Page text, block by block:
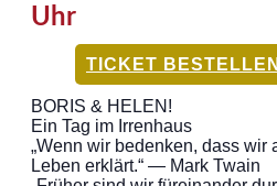
Uhr
TICKET BESTELLEN
BORIS & HELEN!
Ein Tag im Irrenhaus
„Wenn wir bedenken, dass wir
Leben erklärt.“ — Mark Twain